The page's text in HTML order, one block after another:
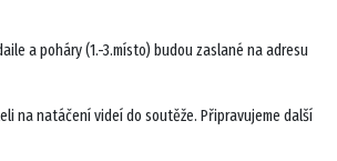
a poháry (1.-3.místo) budou zaslané na adresu
na natáčení videí do soutěže. Připravujeme další